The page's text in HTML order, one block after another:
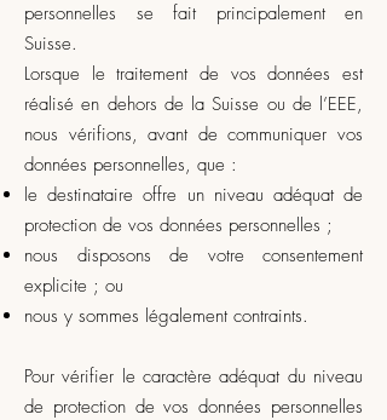
personnelles se fait principalement en
Suisse.
Lorsque le traitement de vos données est
réalisé en dehors de la Suisse ou de l’EEE,
nous vérifions, avant de communiquer vos
données personnelles, que :
le destinataire offre un niveau adéquat de
protection de vos données personnelles ;
nous disposons de votre consentement
explicite ; ou
nous y sommes légalement contraints.
Pour vérifier le caractère adéquat du niveau
de protection de vos données personnelles